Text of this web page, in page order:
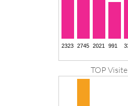
TOP Visite